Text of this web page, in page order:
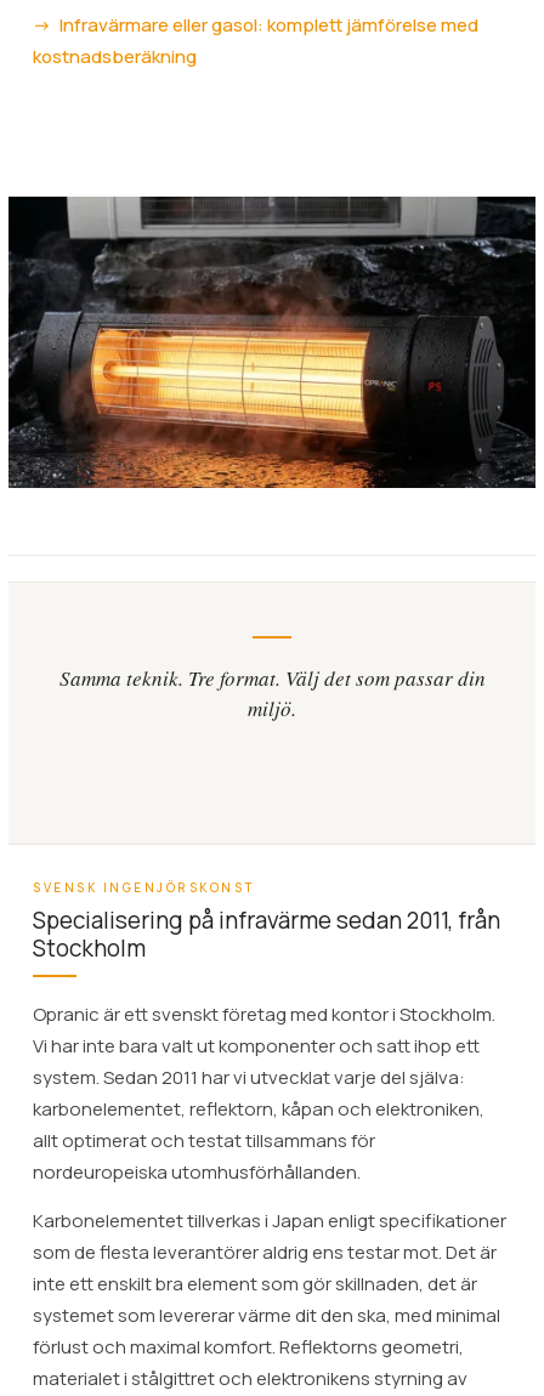
Infravärmare eller gasol: komplett jämförelse med
kostnadsberäkning
Samma teknik. Tre format. Välj det som passar din
miljö.
SVENSK INGENJÖRSKONST
Specialisering på infravärme sedan 2011, från
Stockholm
Opranic är ett svenskt företag med kontor i Stockholm.
Vi har inte bara valt ut komponenter och satt ihop ett
system. Sedan 2011 har vi utvecklat varje del själva:
karbonelementet, reflektorn, kåpan och elektroniken,
allt optimerat och testat tillsammans för
nordeuropeiska utomhusförhållanden.
Karbonelementet tillverkas i Japan enligt specifikationer
som de flesta leverantörer aldrig ens testar mot. Det är
inte ett enskilt bra element som gör skillnaden, det är
systemet som levererar värme dit den ska, med minimal
förlust och maximal komfort. Reflektorns geometri,
materialet i stålgittret och elektronikens styrning av